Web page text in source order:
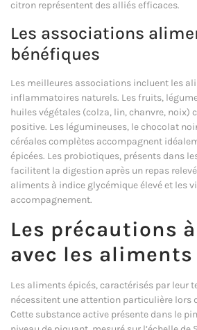
citron représentent des alliés efficaces.
Les associations
bénéfiques
Les meilleures associations incluent les
inflammatoires naturels. Les fruits,
huiles végétales (colza, lin, chanvre, noix)
positive. Les légumineuses, le chocolat
céréales complètes accompagnent
épicées. Les probiotiques, présents dans
facilitent la digestion après un repas
aliments à indice glycémique élevé et les
accompagnement.
Les précautions
avec les aliments
Les aliments épicés, caractérisés par leur
nécessitent une attention particulière lors
Cette substance active présente dans le